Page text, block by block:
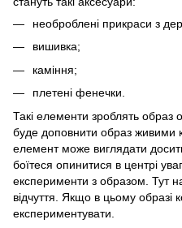
необроблені прикраси з
вишивка;
каміння;
плетені фенечки.
Такі елементи зроблять образ
буде доповнити образ живими
елемент може виглядати
боїтеся опинитися в центрі
експерименти з образом. Тут
відчуття. Якщо в цьому
експериментувати.